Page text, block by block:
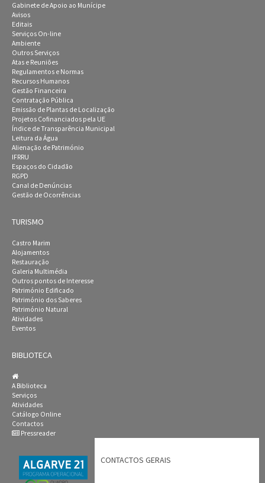
Gabinete de Apoio ao Munícipe
Avisos
Editais
Serviços On-line
Ambiente
Outros Serviços
Atas e Reuniões
Regulamentos e Normas
Recursos Humanos
Gestão Financeira
Contratação Pública
Emissão de Plantas de Localização
Projetos Cofinanciados pela UE
Índice de Transparência Municipal
Leitura da Água
Alienação de Património
IFRRU
Espaços do Cidadão
RGPD
Canal de Denúncias
Gestão de Ocorrências
TURISMO
Castro Marim
Alojamentos
Restauração
Galeria Multimédia
Outros pontos de Interesse
Património Edificado
Património dos Saberes
Património Natural
Atividades
Eventos
BIBLIOTECA
A Biblioteca
Serviços
Atividades
Catálogo Online
Contactos
Pressreader
CONTACTOS GERAIS